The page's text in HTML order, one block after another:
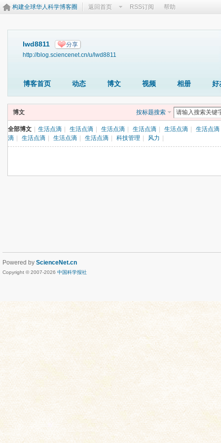
构建全球华人科学博客圈 返回首页 RSS订阅 帮助
lwd8811 分享
http://blog.sciencenet.cn/u/lwd8811
博客首页 动态 博文 视频 相册 好
博文 按标题搜索
全部博文 生活点滴 生活点滴 生活点滴 生活点滴 生活点滴
生活点滴
滴
生活点滴 生活点滴 生活点滴 科技管理 风力
Powered by ScienceNet.cn
Copyright © 2007-2026 中国科学报社